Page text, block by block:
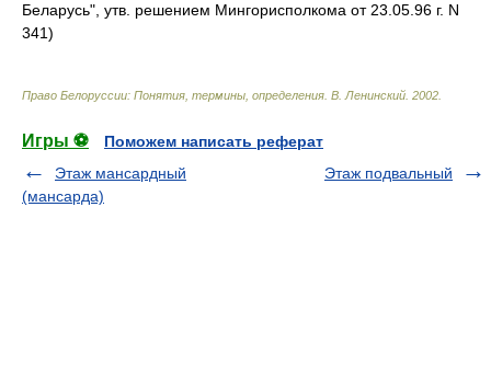
Беларусь", утв. решением Мингорисполкома от 23.05.96 г. N
341)
Право Белоруссии: Понятия, термины, определения В. Ленинский 2002
Игры ⚽
Поможем написать реферат
Этаж мансардный
(мансарда)
Этаж подвальный